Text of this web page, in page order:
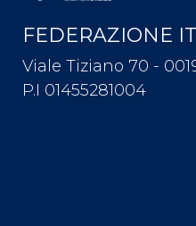
FEDERAZIONE
Viale Tiziano 70 -
P.I 01455281004